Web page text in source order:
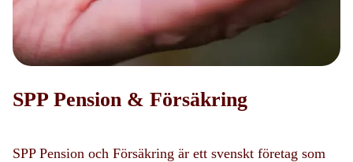
SPP Pension & Försäkring
SPP Pension och Försäkring är ett svenskt företag som